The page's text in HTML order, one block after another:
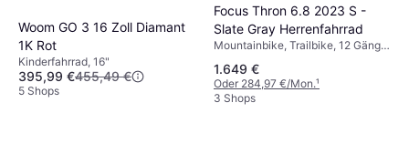
Woom GO 3 16 Zoll Diamant
1K Rot
Kinderfahrrad, 16"
395,99 €455,49 €
5 Shops
Focus Thron 6.8 2023 S -
Slate Gray Herrenfahrrad
Mountainbike, Trailbike, 12 Gänge,
1.649 €
Oder 284,97 €/Mon.¹
3 Shops